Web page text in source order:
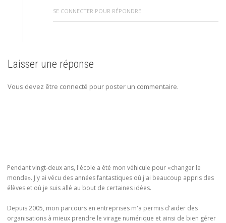
SE CONNECTER POUR RÉPONDRE
Laisser une réponse
Vous devez être connecté pour poster un commentaire.
Pendant vingt-deux ans, l'école a été mon véhicule pour «changer le
monde». J'y ai vécu des années fantastiques où j'ai beaucoup appris des
élèves et où je suis allé au bout de certaines idées.
Depuis 2005, mon parcours en entreprises m'a permis d'aider des
organisations à mieux prendre le virage numérique et ainsi de bien gérer